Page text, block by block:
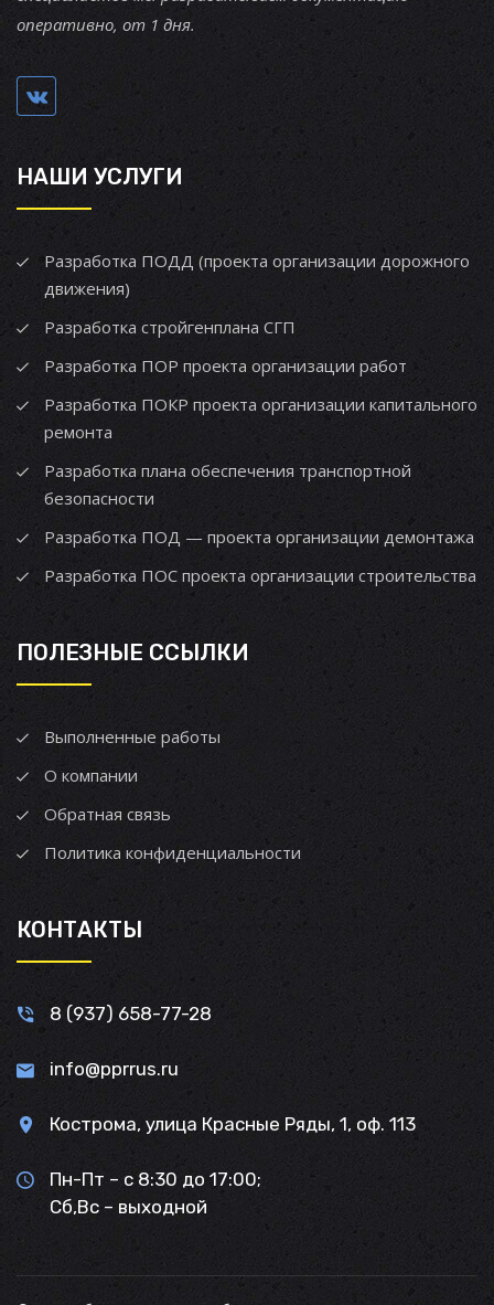
оперативно, от 1 дня.
НАШИ УСЛУГИ
Разработка ПОДД (проекта организации дорожного
движения)
Разработка стройгенплана СГП
Разработка ПОР проекта организации работ
Разработка ПОКР проекта организации капитального
ремонта
Разработка плана обеспечения транспортной
безопасности
Разработка ПОД — проекта организации демонтажа
Разработка ПОС проекта организации строительства
ПОЛЕЗНЫЕ ССЫЛКИ
Выполненные работы
О компании
Обратная связь
Политика конфиденциальности
КОНТАКТЫ
8 (937) 658-77-28
info@pprrus.ru
Кострома, улица Красные Ряды, 1, оф. 113
Пн-Пт – с 8:30 до 17:00;
Сб,Вс – выходной